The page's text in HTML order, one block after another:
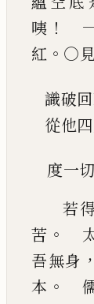
咦 ！
紅 。 ○
識破
從他
度一
若
苦 。
吾無身 ，
本 。